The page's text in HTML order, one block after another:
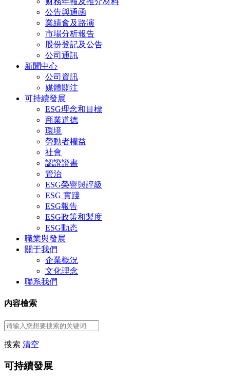
公告與通函
業績會及路演
市場分析報告
股份登記及公告
公司通訊
新聞中心
公司資訊
媒體關注
可持續發展
ESG理念和目標
商業道德
環境
勞動者權益
社會
認證證書
管治
ESG榮譽與評級
ESG 實踐
ESG報告
ESG政策和製度
ESG動态
職業與發展
關于我們
企業概況
文化理念
聯系我們
内容檢索
搜索 清空
可持續發展